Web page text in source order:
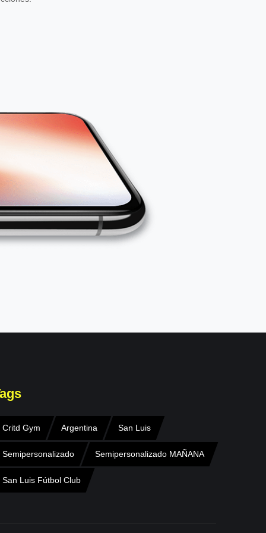
Critd Gym Argentina San Luis
Semipersonalizado Semipersonalizado MAÑANA
San Luis Fútbol Club